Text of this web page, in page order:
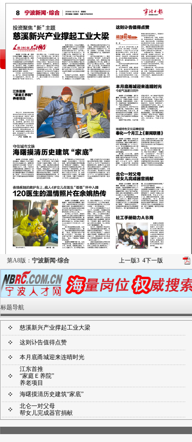
第A8版： 宁波新闻·综合 上一版3 4下一版
标题导航
慈溪新兴产业撑起工业大梁
这则讣告值得点赞
本月底甬城迎来连晴时光
江东首推
“家庭Ｅ养院”
养老项目
海曙摸清历史建筑“家底”
北仑一对父母
帮女儿完成器官捐献